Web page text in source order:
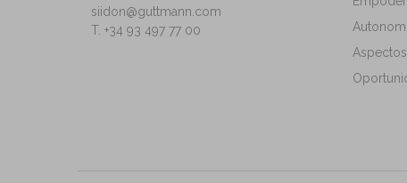
siidon@guttmann.com
T. +34 93 497 77 00